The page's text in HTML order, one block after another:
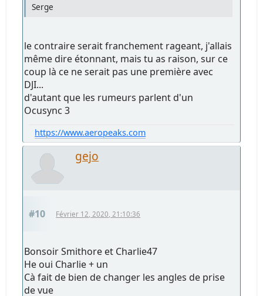
Serge
le contraire serait franchement rageant, j'allais
même dire étonnant, mais tu as raison, sur ce
coup là ce ne serait pas une première avec
DJI...
d'autant que les rumeurs parlent d'un
Ocusync 3
https://www.aeropeaks.com
gejo
#10 Février 12, 2020, 21:10:36
Bonsoir Smithore et Charlie47
He oui Charlie + un
Cà fait de bien de changer les angles de prise
de vue